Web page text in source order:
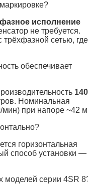
исполнение
не требуется.
сетью, где
обеспечивает
140
Номинальная
мин) при напоре ~42
горизонтальная
способ установки —
моделей серии 4SR